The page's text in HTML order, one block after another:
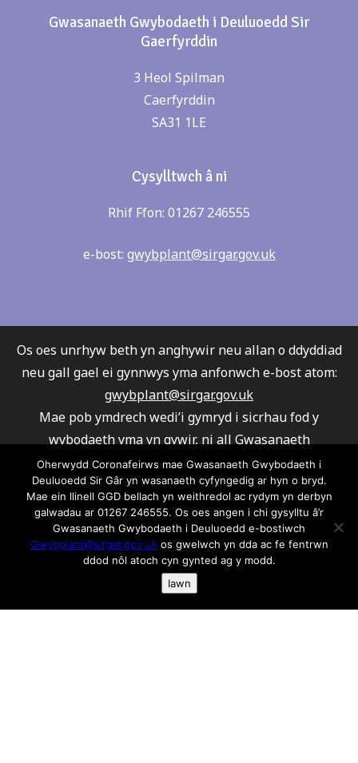
Gwasanaeth Gwybodaeth i Deuluoedd Sir
Gaerfyrddin
3 Heol Spilman
Caerfyrddin
SA31 1LE
Cysylltwch â ni
Rhif Ffon: 01267 246555
e-bost: gwybplant@sirgar.gov.uk
Os oes unrhyw beth yn anghywir neu allan o ddyddiad
neu gall gael ei gynnwys yma anfonwch e-bost atom:
gwybplant@sirgar.gov.uk
Mae pob ymdrech wedi’i gymryd i sicrhau fod y
wybodaeth yma yn gywir, ni all Gwasanaeth
Gwybodaeth i Deuluoedd derbyn Cyfrifoldeb neu
atebolrwydd am unrhyw gamgymeriadau. Rydym yn
argymell eich bod yn cysylltu gyda’r darparwyr er
mwyn sicrhau fod eu gwasanaeth yn ateb eich
gofynion.
Ni all Gwasanaeth Gwybodaeth i Deuluoedd argymell
unrhyw un o’r darparwyr a rhestrwyd.
Oherwydd Coronafeirws mae Gwasanaeth Gwybodaeth i
Deuluoedd Sir Gâr yn wasanaeth cyfyngedig ar hyn o bryd.
Mae ein llinell GGD bellach yn weithredol ac rydym yn derbyn
galwadau ar 01267 246555. Os oes angen i chi gysylltu â’r
Gwasanaeth Gwybodaeth i Deuluoedd e-bostiwch
Gwybplant@sirgar.gov.ukos gwelwch yn dda ac fe fentrwn
ddod nôl atoch cyn gynted ag y modd.
Iawn